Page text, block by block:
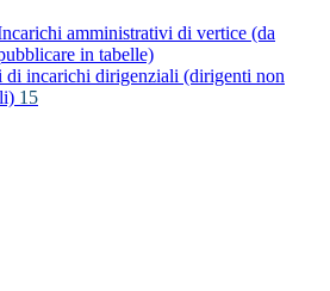
amministrativi di vertice (da
in tabelle)
di incarichi dirigenziali (dirigenti non
15